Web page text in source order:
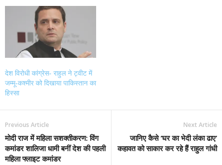
देश विरोधी कांग्रेस- राहुल ने ट्वीट में
जम्मू-कश्मीर को दिखाया पाकिस्तान का
हिस्सा
Previous Article
मोदी राज में महिला सशक्तीकरण: विंग
कमांडर शालिजा धामी बनीं देश की पहली
महिला फ्लाइट कमांडर
Next Article
जानिए कैसे ‘घर का भेदी लंका ढाए’
कहावत को साकार कर रहे हैं राहुल गांधी